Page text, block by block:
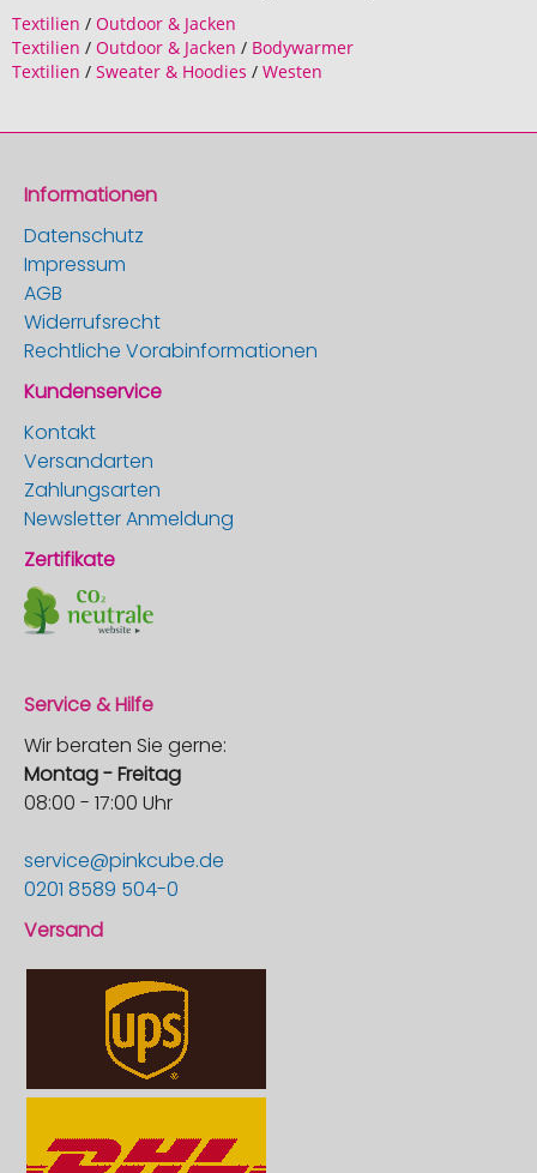
Textilien / Outdoor & Jacken
Textilien / Outdoor & Jacken / Bodywarmer
Textilien / Sweater & Hoodies / Westen
Informationen
Datenschutz
Impressum
AGB
Widerrufsrecht
Rechtliche Vorabinformationen
Kundenservice
Kontakt
Versandarten
Zahlungsarten
Newsletter Anmeldung
Zertifikate
Service & Hilfe
Wir beraten Sie gerne:
Montag - Freitag
08:00 - 17:00 Uhr
service@pinkcube.de
0201 8589 504-0
Versand